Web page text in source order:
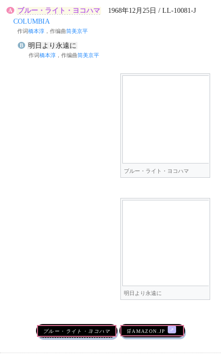
A ブルー・ライト・ヨコハマ
1968年12月25日 / LL-10081-J
COLUMBIA
作词橋本淳 ，作编曲筒美京平
B 明日より永遠に
作词橋本淳，作编曲筒美京平
ブルー・ライト・ヨコハマ
明日より永遠に
ブルー・ライト・ヨコハマ 🛒AMAZON.jp